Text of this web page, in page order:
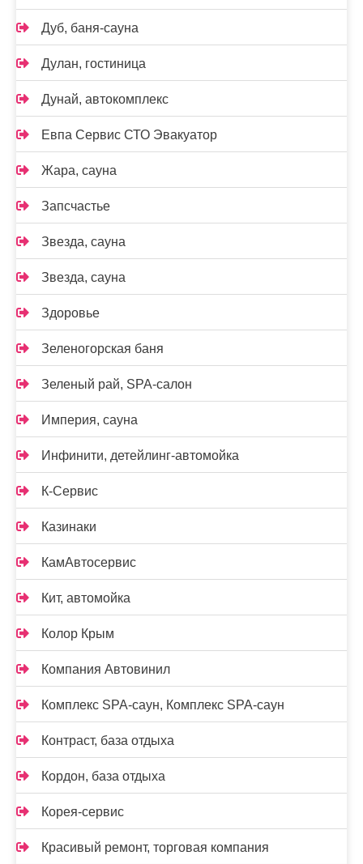
Дуб, баня-сауна
Дулан, гостиница
Дунай, автокомплекс
Евпа Сервис СТО Эвакуатор
Жара, сауна
Запсчастье
Звезда, сауна
Звезда, сауна
Здоровье
Зеленогорская баня
Зеленый рай, SPA-салон
Империя, сауна
Инфинити, детейлинг-автомойка
К-Сервис
Казинаки
КамАвтосервис
Кит, автомойка
Колор Крым
Компания Автовинил
Комплекс SPA-саун, Комплекс SPA-саун
Контраст, база отдыха
Кордон, база отдыха
Корея-сервис
Красивый ремонт, торговая компания